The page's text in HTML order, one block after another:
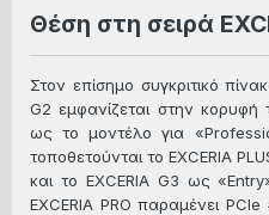
Θέση στη σειρά
Στον επίσημο συγκριτικό
G2 εμφανίζεται στην
ως το μοντέλο για
τοποθετούνται το EXCERIA
και το EXCERIA G3 ως
EXCERIA PRO παραμένει